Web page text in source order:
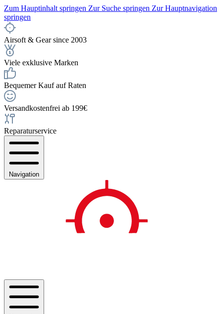
Zum Hauptinhalt springen Zur Suche springen Zur Hauptnavigation
springen
Airsoft & Gear since 2003
Viele exklusive Marken
Bequemer Kauf auf Raten
Versandkostenfrei ab 199€
Reparaturservice
Navigation